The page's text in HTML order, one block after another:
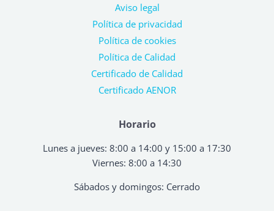
Horario
Lunes a jueves: 8:00 a 14:00 y 15:00 a 17:30
Viernes: 8:00 a 14:30
Sábados y domingos: Cerrado
Aviso legal
Política de privacidad
Política de cookies
Política de Calidad
Certificado de Calidad
Certificado AENOR